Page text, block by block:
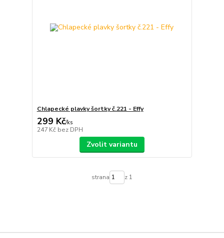
Chlapecké plavky šortky č.221 - Effy
299 Kč/ks
247 Kč bez DPH
Zvolit variantu
strana z 1